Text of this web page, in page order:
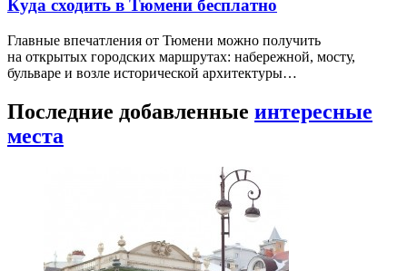
Куда сходить в Тюмени бесплатно
Главные впечатления от Тюмени можно получить
на открытых городских маршрутах: набережной, мосту,
бульваре и возле исторической архитектуры…
Последние добавленные интересные
места